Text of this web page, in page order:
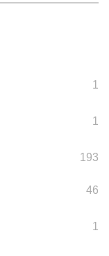
1
1
193
46
1